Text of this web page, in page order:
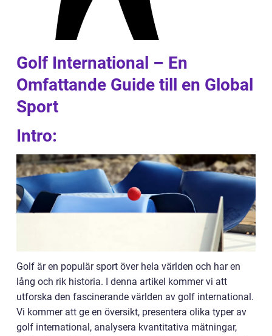
Golf International – En
Omfattande Guide till en Global
Sport
Intro:
Golf är en populär sport över hela världen och har en
lång och rik historia. I denna artikel kommer vi att
utforska den fascinerande världen av golf international.
Vi kommer att ge en översikt, presentera olika typer av
golf international, analysera kvantitativa mätningar,